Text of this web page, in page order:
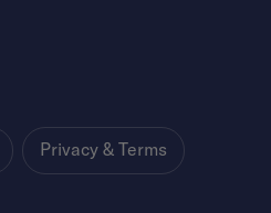
Privacy & Terms